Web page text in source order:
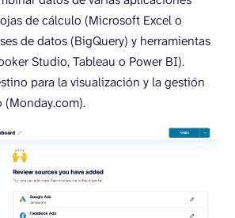
de cálculo (Microsoft Excel o
de datos (BigQuery) y herramientas
Studio, Tableau o Power BI).
para la visualización y la gestión